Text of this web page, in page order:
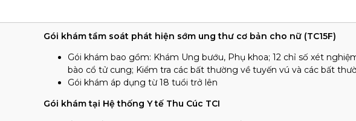
Gói khám tầm soát phát hiện sớm ung thư cơ bản cho nữ (TC15F)
Gói khám bao gồm: Khám Ung bướu, Phụ khoa; 12 chỉ số xét
bào cổ tử cung; Kiểm tra các bất thường về tuyến vú và các bất
Gói khám áp dụng từ 18 tuổi trở lên
Gói khám tại Hệ thống Y tế Thu Cúc TCI